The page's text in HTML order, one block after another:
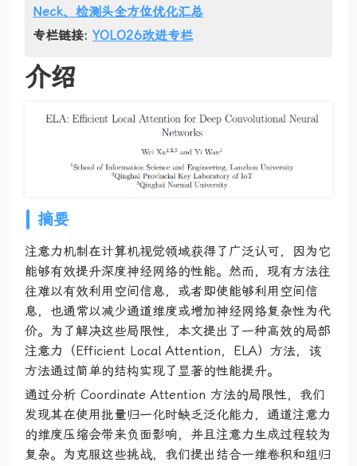
Neck、检测头全方位优化汇总
专栏链接: YOLO26改进专栏
介绍
摘要
注意力机制在计算机视觉领域获得了广泛认可，因为它
能够有效提升深度神经网络的性能。然而，现有方法往
往难以有效利用空间信息，或者即使能够利用空间信
息，也通常以减少通道维度或增加神经网络复杂性为代
价。为了解决这些局限性，本文提出了一种高效的局部
注意力（Efficient Local Attention，ELA）方法，该
方法通过简单的结构实现了显著的性能提升。
通过分析 Coordinate Attention 方法的局限性，我们
发现其在使用批量归一化时缺乏泛化能力，通道注意力
的维度压缩会带来负面影响，并且注意力生成过程较为
复杂。为克服这些挑战，我们提出结合一维卷积和组归